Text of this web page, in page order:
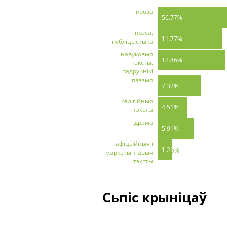
проза
56.77%
прэса,
публіцыстыка
11.77%
навуковыя
тэксты,
падручнікі
12.46%
паэзыя
7.32%
рэлігійныя
тэксты
4.51%
драма
5.91%
афіцыйныя і
маркетынгавыя
тэксты
1.26%
Сьпіс крыніцаў